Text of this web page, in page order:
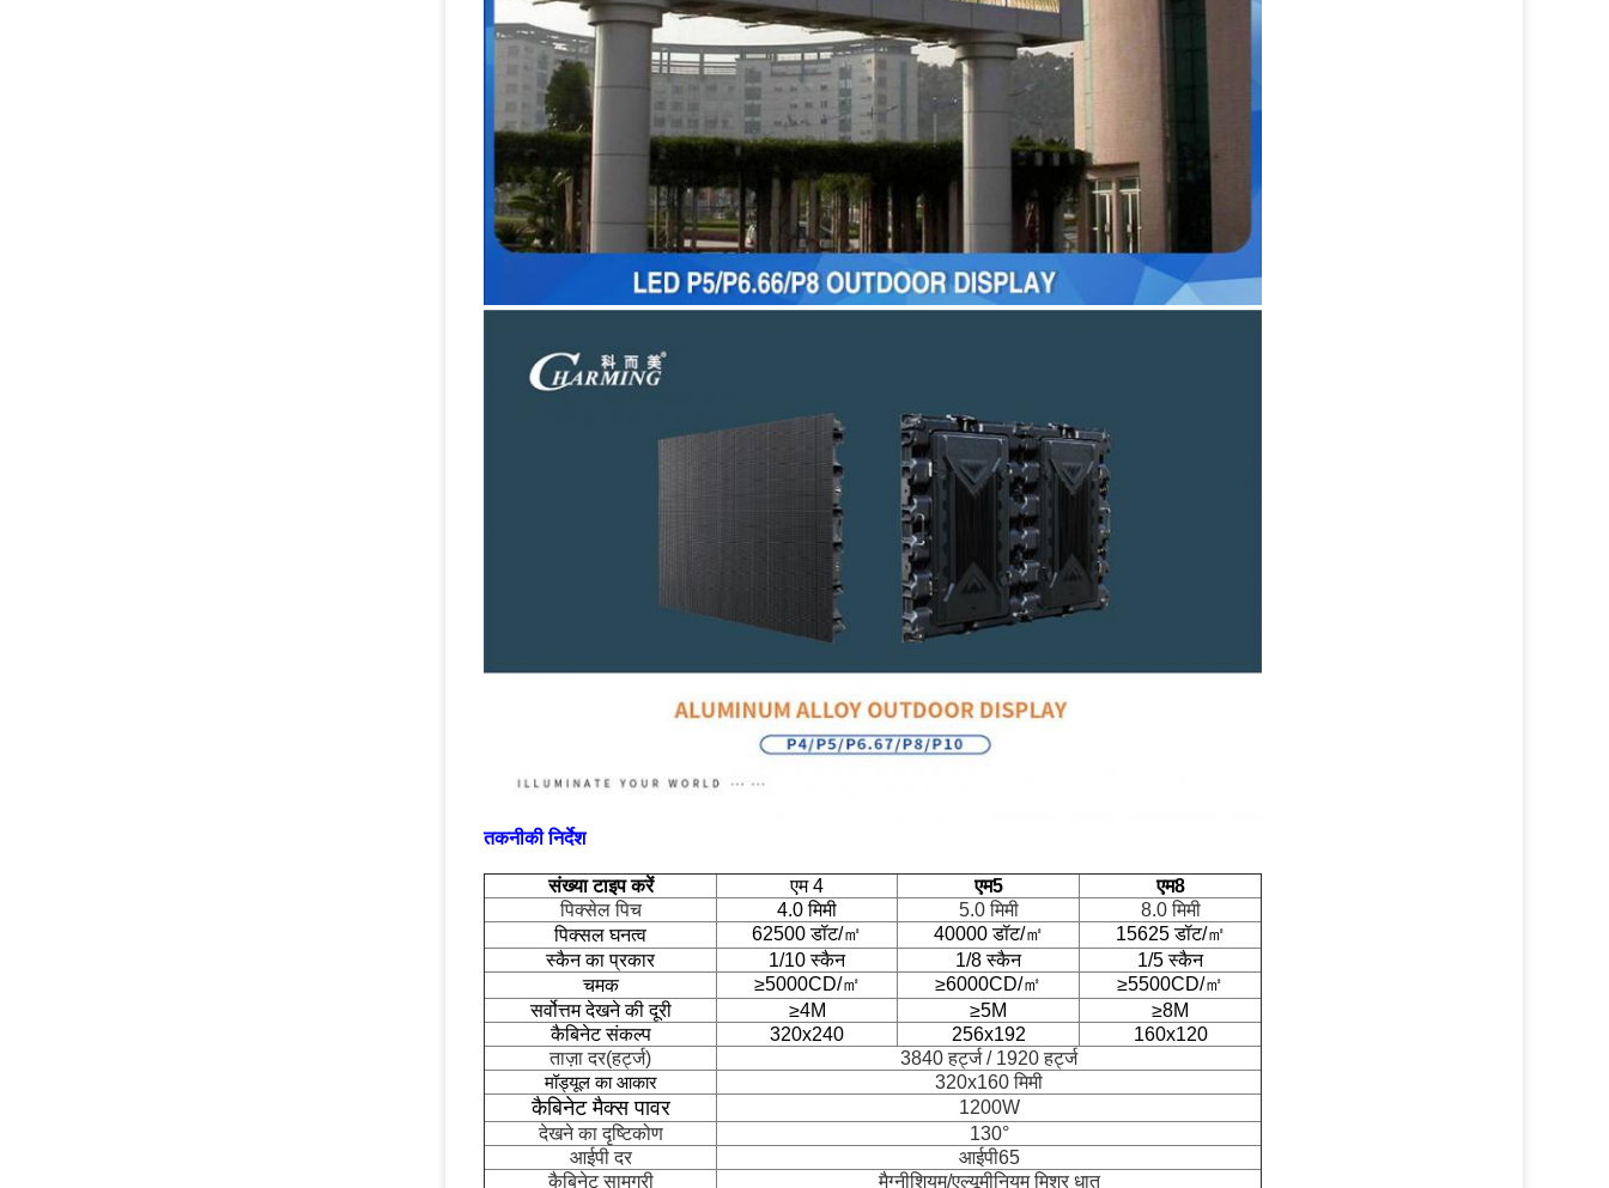
तकनीकी निर्देश
संख्या टाइप करें एम 4 एम5
एम8
पिक्सेल पिच
4.0 मिमी 5.0 मिमी
8.0 मिमी
पिक्सल घनत्व
62500 डॉट/㎡ 40000 डॉट/㎡ 15625 डॉट/㎡
स्कैन का प्रकार
1/10 स्कैन 1/8 स्कैन
1/5 स्कैन
चमक
≥5000CD/㎡ ≥6000CD/㎡
≥5500CD/㎡
सर्वोत्तम देखने की दूरी
≥4M ≥5M
≥8M
कैबिनेट संकल्प
320x240 256x192
160x120
ताज़ा दर(हर्ट्ज)
3840 हर्ट्ज / 1920 हर्ट्ज
मॉड्यूल का आकार 320x160 मिमी
कैबिनेट मैक्स पावर
1200W
देखने का दृष्टिकोण
130°
आईपी ​​दर
आईपी65
कैबिनेट सामग्री
मैग्नीशियम/एल्यूमीनियम मिश्र धातु